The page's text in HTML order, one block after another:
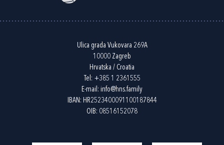
Ulica grada Vukovara 269A
10000 Zagreb
Hrvatska / Croatia
Tel: +385 1 2361555
E-mail: info@hns.family
IBAN: HR2523400091100187844
OIB: 08516152078